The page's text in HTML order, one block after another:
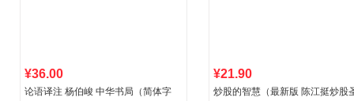
¥36.00
论语译注 杨伯峻 中华书局（简体字
¥21.90
炒股的智慧（最新版 陈江挺炒股